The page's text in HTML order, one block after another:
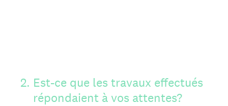
2. Est-ce que les travaux effectués
répondaient à vos attentes?